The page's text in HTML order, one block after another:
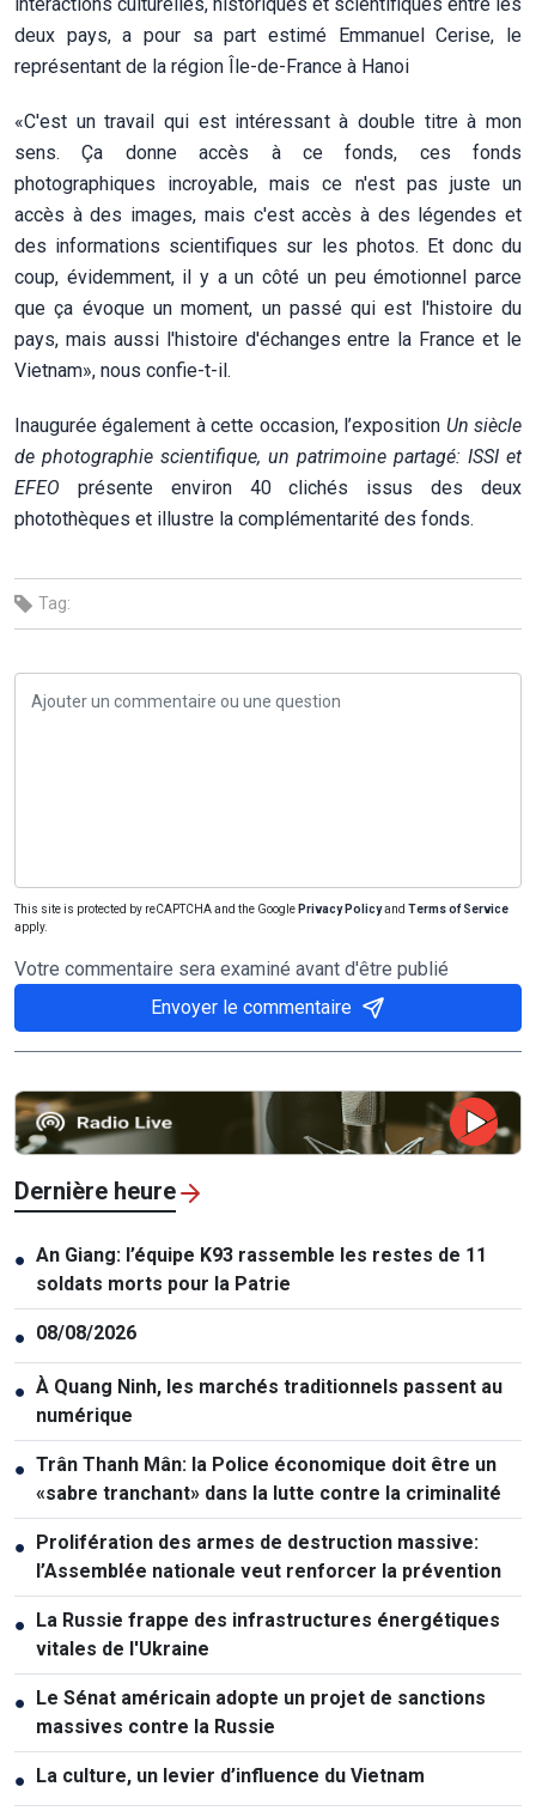
deux pays, a pour sa part estimé Emmanuel Cerise, le
représentant de la région Île-de-France à Hanoi
«C'est un travail qui est intéressant à double titre à mon
sens. Ça donne accès à ce fonds, ces fonds
photographiques incroyable, mais ce n'est pas juste un
accès à des images, mais c'est accès à des légendes et
des informations scientifiques sur les photos. Et donc du
coup, évidemment, il y a un côté un peu émotionnel parce
que ça évoque un moment, un passé qui est l'histoire du
pays, mais aussi l'histoire d'échanges entre la France et le
Vietnam», nous confie-t-il.
Inaugurée également à cette occasion, l’exposition Un siècle
de photographie scientifique, un patrimoine partagé: ISSI et
EFEO présente environ 40 clichés issus des deux
photothèques et illustre la complémentarité des fonds.
Tag:
This site is protected by reCAPTCHA and the Google Privacy Policyand Terms of Service
apply.
Votre commentaire sera examiné avant d'être publié
Envoyer le commentaire
Dernière heure
● An Giang: l’équipe K93 rassemble les restes de 11
soldats morts pour la Patrie
● 08/08/2026
● À Quang Ninh, les marchés traditionnels passent au
numérique
● Trân Thanh Mân: la Police économique doit être un
«sabre tranchant» dans la lutte contre la criminalité
● Prolifération des armes de destruction massive:
l’Assemblée nationale veut renforcer la prévention
● La Russie frappe des infrastructures énergétiques
vitales de l'Ukraine
● Le Sénat américain adopte un projet de sanctions
massives contre la Russie
● La culture, un levier d’influence du Vietnam